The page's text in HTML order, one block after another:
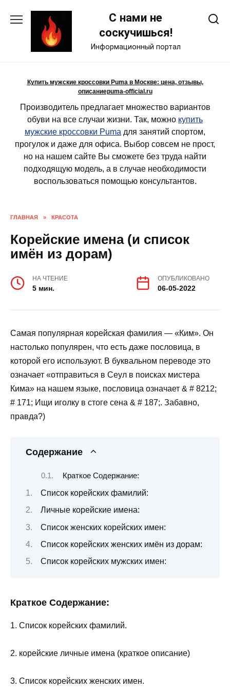
С нами не
соскучишься!
Информационный портал
Купить мужские кроссовки Puma в Москве: цена, отзывы,
описаниеpuma-official.ru
Производитель предлагает множество вариантов
обуви на все случаи жизни. Так, можно купить
мужские кроссовки Puma для занятий спортом,
прогулок и даже для офиса. Выбор совсем не прост,
но на нашем сайте Вы сможете без труда найти
подходящую модель, а в случае необходимости
воспользоваться помощью консультантов.
ГЛАВНАЯ » КРАСОТА
Корейские имена (и список
имён из дорам)
НА ЧТЕНИЕ
5 мин.
ОПУБЛИКОВАНО
06-05-2022
Самая популярная корейская фамилия — «Ким». Он
настолько популярен, что есть даже пословица, в
которой его используют. В буквальном переводе это
означает «отправиться в Сеул в поисках мистера
Кима» на нашем языке, пословица означает & # 8212;
# 171; Ищи иголку в стоге сена & # 187;. Забавно,
правда?)
Содержание
Краткое Содержание:
Список корейских фамилий:
Личные корейские имена:
Список женских корейских имен:
Список корейских женских имён из дорам:
Список корейских мужских имен:
Краткое Содержание:
1. Список корейских фамилий.
2. корейские личные имена (краткое описание)
3. Список корейских женских имен.